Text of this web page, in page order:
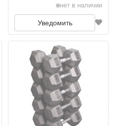
нет в наличии
Уведомить